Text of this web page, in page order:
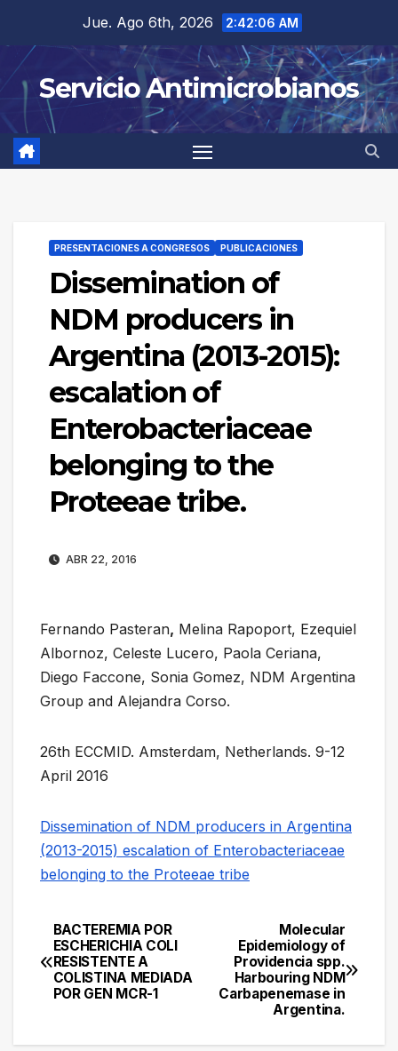
contenido
Jue. Ago 6th, 2026 2:42:06 AM
Servicio Antimicrobianos
PRESENTACIONES A CONGRESOS PUBLICACIONES
Dissemination of
NDM producers in
Argentina (2013-2015):
escalation of
Enterobacteriaceae
belonging to the
Proteeae tribe.
ABR 22, 2016
Fernando Pasteran, Melina Rapoport, Ezequiel
Albornoz, Celeste Lucero, Paola Ceriana,
Diego Faccone, Sonia Gomez, NDM Argentina
Group and Alejandra Corso.
26th ECCMID. Amsterdam, Netherlands. 9-12
April 2016
Dissemination of NDM producers in Argentina
(2013-2015) escalation of Enterobacteriaceae
belonging to the Proteeae tribe
Navegación
de
Molecular
Epidemiology of
Providencia spp.
Harbouring NDM
Carbapenemase in
Argentina.
BACTEREMIA POR
ESCHERICHIA COLI
RESISTENTE A
COLISTINA MEDIADA
POR GEN MCR-1